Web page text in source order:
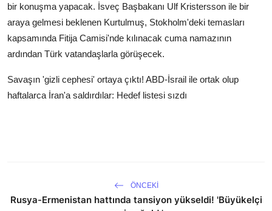
bir konuşma yapacak. İsveç Başbakanı Ulf Kristersson ile bir
araya gelmesi beklenen Kurtulmuş, Stokholm'deki temasları
kapsamında Fitija Camisi'nde kılınacak cuma namazının
ardından Türk vatandaşlarla görüşecek.
Savaşın 'gizli cephesi' ortaya çıktı! ABD-İsrail ile ortak olup
haftalarca İran'a saldırdılar: Hedef listesi sızdı
ÖNCEKI
Rusya-Ermenistan hattında tansiyon yükseldi! 'Büyükelçi